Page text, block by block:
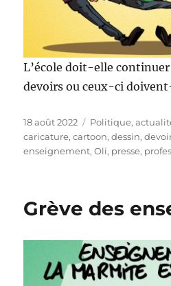
L’école doit-elle
devoirs ou ceux-ci
Publié
le
18 août 2022 Catégories
Politique,
caricature,cartoon,dessin,
enseignement,Oli, presse,
Grève des